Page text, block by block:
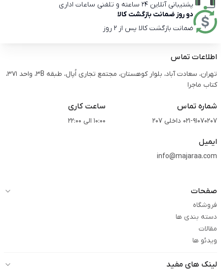
پشتیبانی آنلاین 24 ساعته و تلفنی ساعات اداری
دو روز ضمانت بازگشت کالا
ضمانت بازگشت کالا پس از 2 روز
اطلاعات تماس
تهران، سعادت آباد، بلوار کوهستان، مجتمع تجاری اُپال، طبقه 3B، واحد 371،
کتاب ماجرا
شماره تماس
021-91070207 داخلی 207
ساعت کاری
10:00 الی 22:00
ایمیل
info@majaraa.com
صفحات
فروشگاه
دسته بندی ها
مقالات
ویدئو ها
لینک های مفید